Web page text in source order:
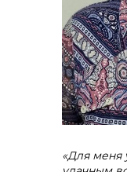
«Для меня